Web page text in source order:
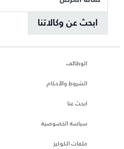
ابحث عن وكالاتنا
الوظائف
الشروط والأحكام
ابحث عنا
سياسة الخصوصية
ملفات الكوكيز